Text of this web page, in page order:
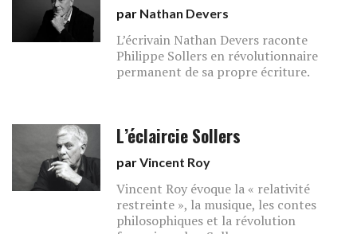
par Nathan Devers
L’écrivain Nathan Devers raconte
Philippe Sollers en révolutionnaire
permanent de sa propre écriture.
L’éclaircie Sollers
parVincent Roy
Vincent Roy évoque la « relativité
restreinte », la musique, les contes
philosophiques et la révolution